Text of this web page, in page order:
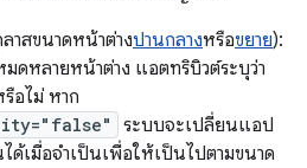
าสขนาดหน้าต่างปานกลางหรือขยาย):
ดหลายหน้าต่าง แอตทริบิวต์ระบุว่า
อไม่ หาก
ระบบจะเปลี่ยนแอป
ด้เมื่อจำเป็นเพื่อให้เป็นไปตามขนาด